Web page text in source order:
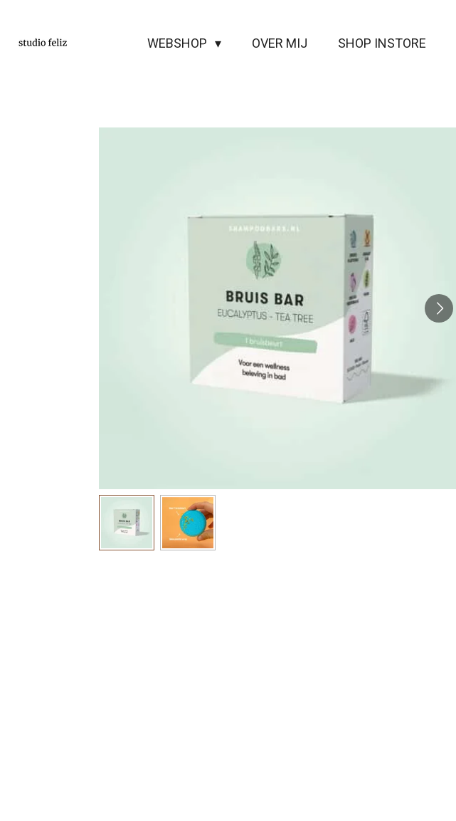
direct
WEBSHOP OVER MIJ SHOP INSTORE